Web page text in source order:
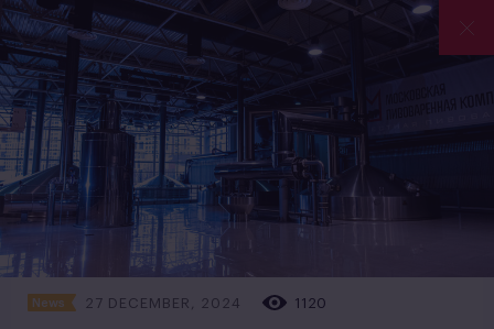
News 27 DECEMBER, 2024 1120